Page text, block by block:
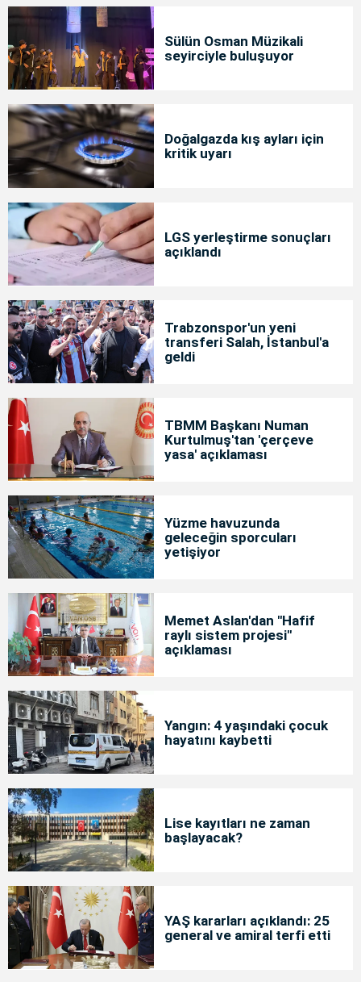
Sülün Osman Müzikali
seyirciyle buluşuyor
Doğalgazda kış ayları için
kritik uyarı
LGS yerleştirme sonuçları
açıklandı
Trabzonspor'un yeni
transferi Salah, İstanbul'a
geldi
TBMM Başkanı Numan
Kurtulmuş'tan 'çerçeve
yasa' açıklaması
Yüzme havuzunda
geleceğin sporcuları
yetişiyor
Memet Aslan'dan "Hafif
raylı sistem projesi"
açıklaması
Yangın: 4 yaşındaki çocuk
hayatını kaybetti
Lise kayıtları ne zaman
başlayacak?
YAŞ kararları açıklandı: 25
general ve amiral terfi etti